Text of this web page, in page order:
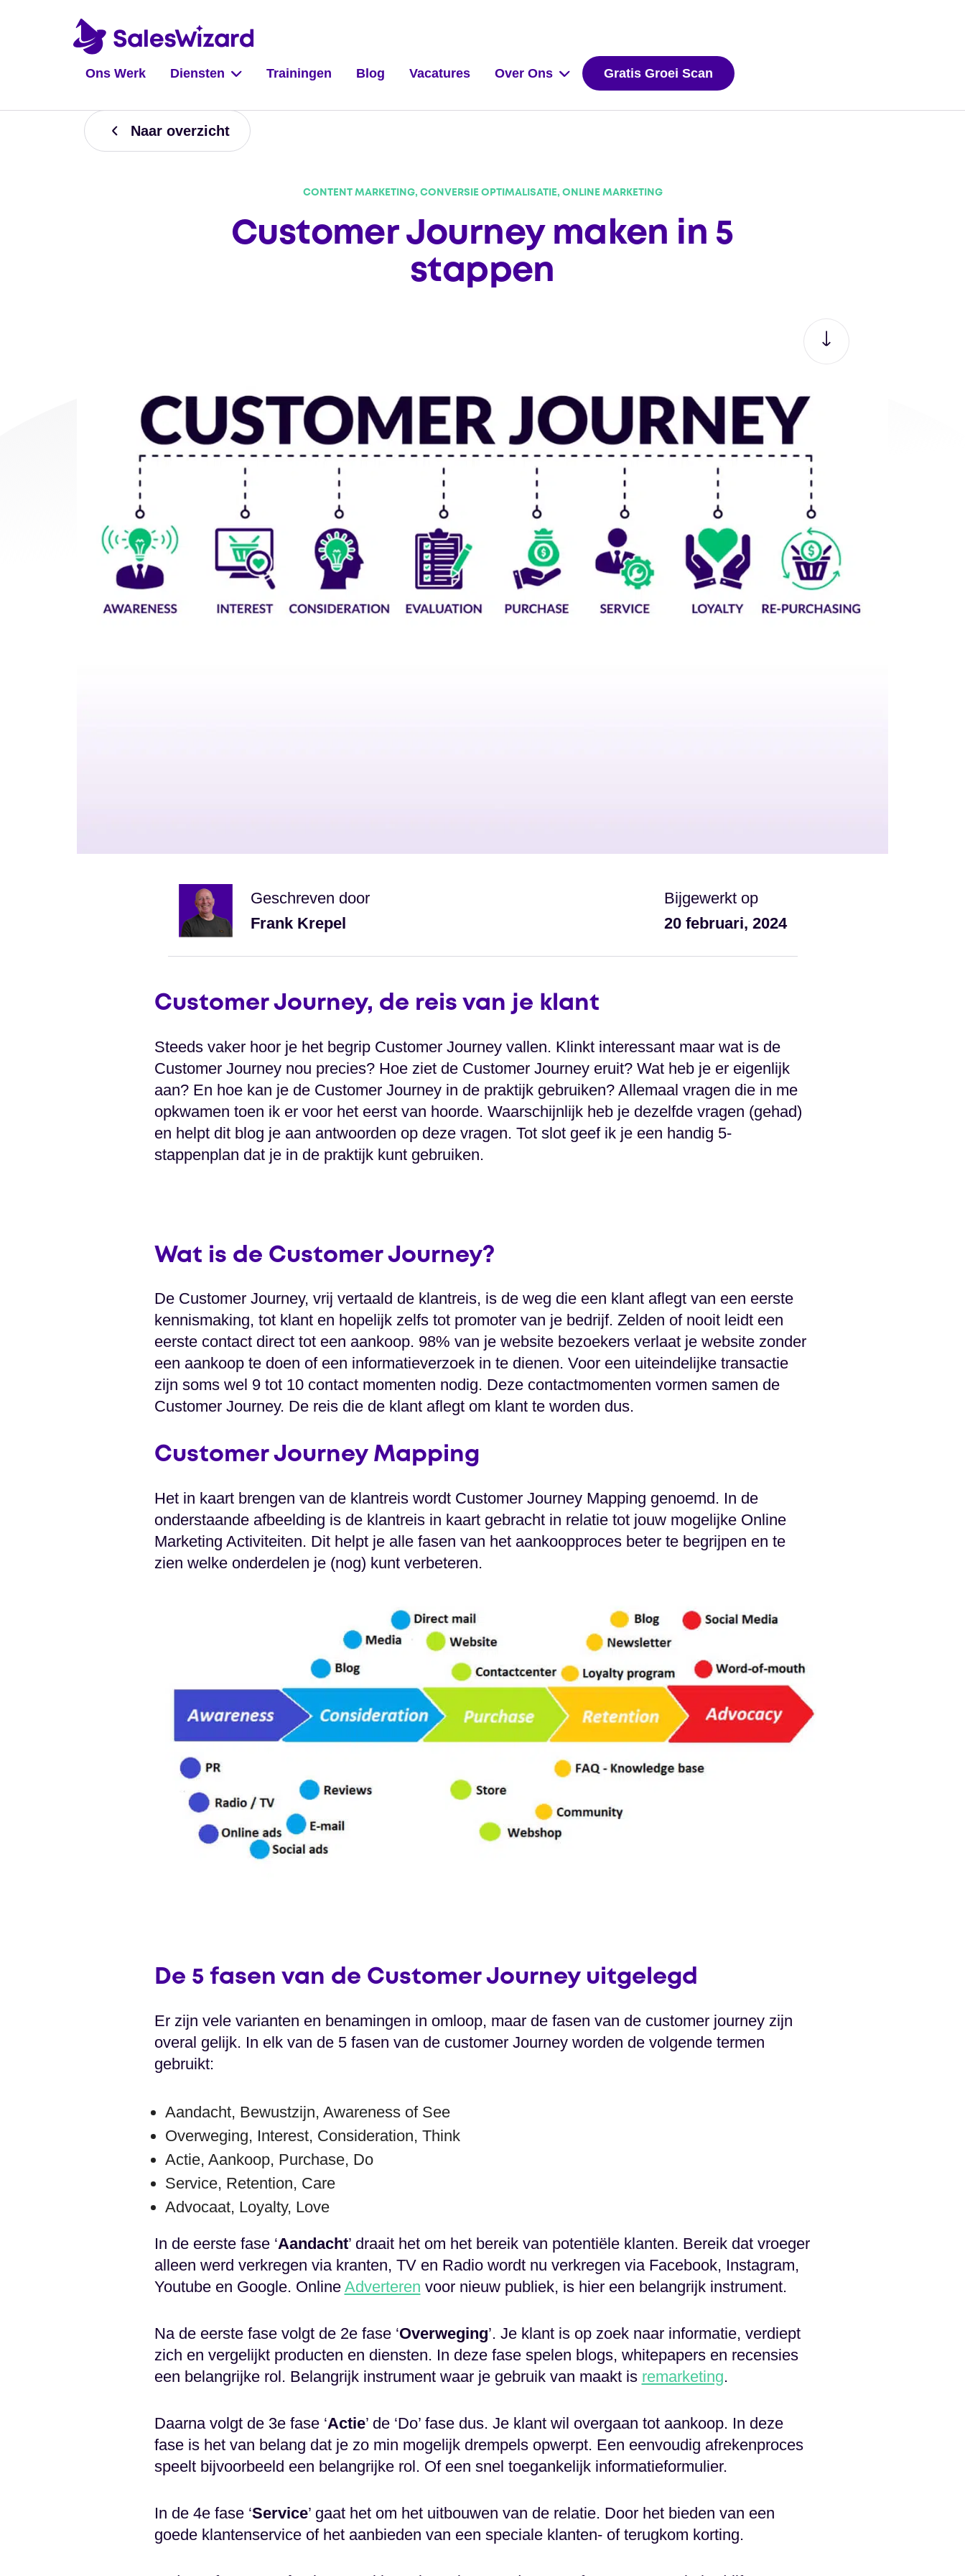
Ons Werk Diensten Trainingen Blog Vacatures Over Ons Gratis Groei Scan
Naar overzicht
CONTENT MARKETING, CONVERSIE OPTIMALISATIE, ONLINE MARKETING
Customer Journey maken in 5
stappen
Geschreven door
Frank Krepel
Bijgewerkt op
20 februari, 2024
Customer Journey, de reis van je klant
Steeds vaker hoor je het begrip Customer Journey vallen. Klinkt interessant maar wat is de
Customer Journey nou precies? Hoe ziet de Customer Journey eruit? Wat heb je er eigenlijk
aan? En hoe kan je de Customer Journey in de praktijk gebruiken? Allemaal vragen die in me
opkwamen toen ik er voor het eerst van hoorde. Waarschijnlijk heb je dezelfde vragen (gehad)
en helpt dit blog je aan antwoorden op deze vragen. Tot slot geef ik je een handig 5-
stappenplan dat je in de praktijk kunt gebruiken.
Wat is de Customer Journey?
De Customer Journey, vrij vertaald de klantreis, is de weg die een klant aflegt van een eerste
kennismaking, tot klant en hopelijk zelfs tot promoter van je bedrijf. Zelden of nooit leidt een
eerste contact direct tot een aankoop. 98% van je website bezoekers verlaat je website zonder
een aankoop te doen of een informatieverzoek in te dienen. Voor een uiteindelijke transactie
zijn soms wel 9 tot 10 contact momenten nodig. Deze contactmomenten vormen samen de
Customer Journey. De reis die de klant aflegt om klant te worden dus.
Customer Journey Mapping
Het in kaart brengen van de klantreis wordt Customer Journey Mapping genoemd. In de
onderstaande afbeelding is de klantreis in kaart gebracht in relatie tot jouw mogelijke Online
Marketing Activiteiten. Dit helpt je alle fasen van het aankoopproces beter te begrijpen en te
zien welke onderdelen je (nog) kunt verbeteren.
De 5 fasen van de Customer Journey uitgelegd
Er zijn vele varianten en benamingen in omloop, maar de fasen van de customer journey zijn
overal gelijk. In elk van de 5 fasen van de customer Journey worden de volgende termen
gebruikt:
Aandacht, Bewustzijn, Awareness of See
Overweging, Interest, Consideration, Think
Actie, Aankoop, Purchase, Do
Service, Retention, Care
Advocaat, Loyalty, Love
In de eerste fase ‘Aandacht’ draait het om het bereik van potentiële klanten. Bereik dat vroeger
alleen werd verkregen via kranten, TV en Radio wordt nu verkregen via Facebook, Instagram,
Youtube en Google. Online Adverteren voor nieuw publiek, is hier een belangrijk instrument.
Na de eerste fase volgt de 2e fase ‘Overweging’. Je klant is op zoek naar informatie, verdiept
zich en vergelijkt producten en diensten. In deze fase spelen blogs, whitepapers en recensies
een belangrijke rol. Belangrijk instrument waar je gebruik van maakt is remarketing.
Daarna volgt de 3e fase ‘Actie’ de ‘Do’ fase dus. Je klant wil overgaan tot aankoop. In deze
fase is het van belang dat je zo min mogelijk drempels opwerpt. Een eenvoudig afrekenproces
speelt bijvoorbeeld een belangrijke rol. Of een snel toegankelijk informatieformulier.
In de 4e fase ‘Service’ gaat het om het uitbouwen van de relatie. Door het bieden van een
goede klantenservice of het aanbieden van een speciale klanten- of terugkom korting.